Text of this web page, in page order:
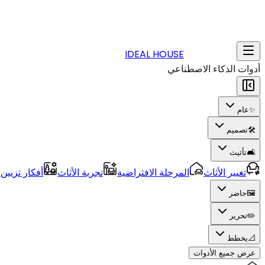
IDEAL HOUSE
أدوات الذكاء الاصطناعي
✨عام
🛠️تصميم
🛋️تأثيث
تغيير الأثاث المرحلة الافتراضية تجربة الأثاث أفكار
🖼️حاضر
✏️تحرير
📐يخطط
عرض جميع الأدوات